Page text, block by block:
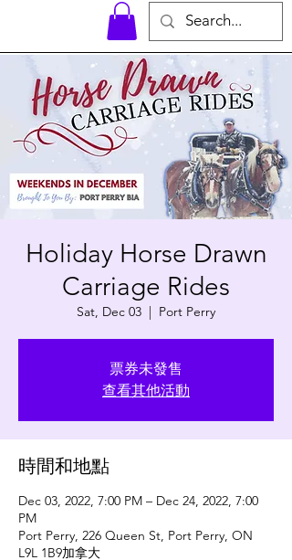
Holiday Horse Drawn
Carriage Rides
Sat, Dec 03
  |
Port Perry
票券未發售
查看其他活動
時間和地點
Dec 03, 2022, 7:00 PM – Dec 24, 2022, 7:00
PM
Port Perry, 226 Queen St, Port Perry, ON
L9L 1B9加拿大